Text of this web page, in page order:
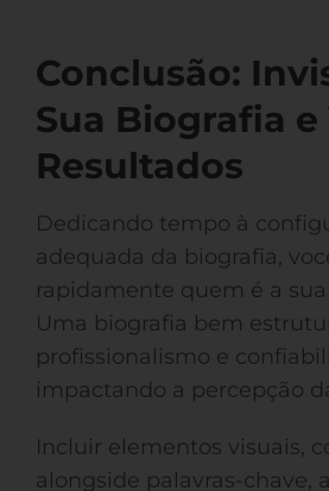
Conclusão:
Sua Biografia e
Resultados
Dedicando tempo à
adequada da biografia,
rapidamente quem é a
Uma biografia bem
profissionalismo e
impactando a percepção
Incluir elementos visuais,
alongside palavras-chave,